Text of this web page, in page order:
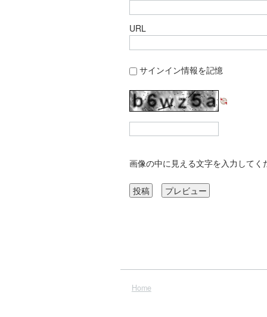
URL
サインイン情報を記憶
画像の中に見える文字を入力してく
Home